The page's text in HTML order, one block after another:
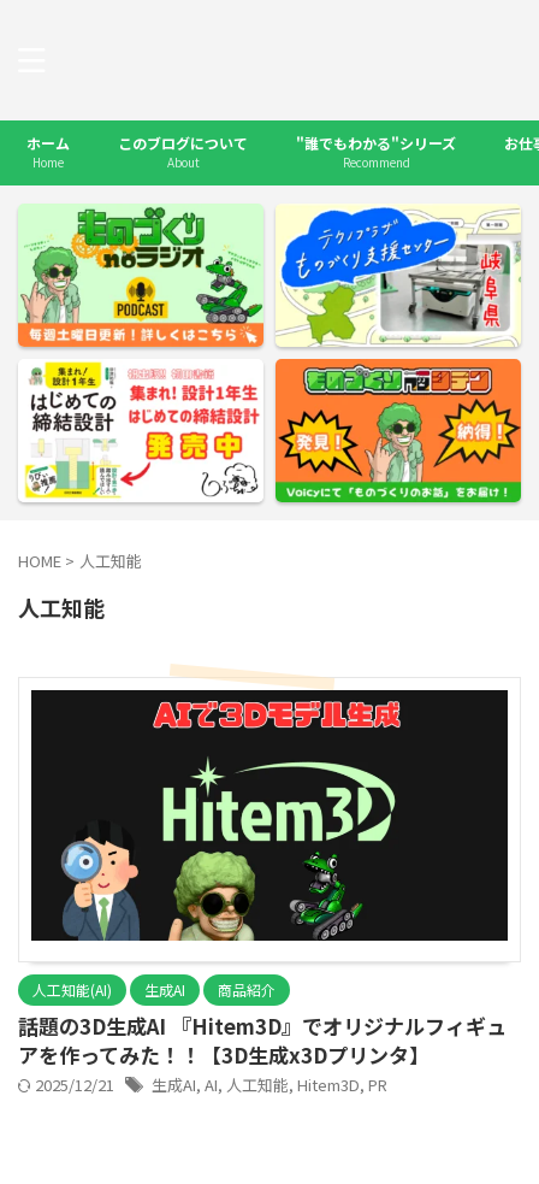
ホーム
Home
このブログについて
About
"誰でもわかる"シリーズ
Recommend
お仕
HOME > 人工知能
人工知能
人工知能(AI) 生成AI 商品紹介
話題の3D生成AI 『Hitem3D』でオリジナルフィギュ
アを作ってみた！！【3D生成x3Dプリンタ】
2025/12/21 生成AI, AI, 人工知能, Hitem3D, PR